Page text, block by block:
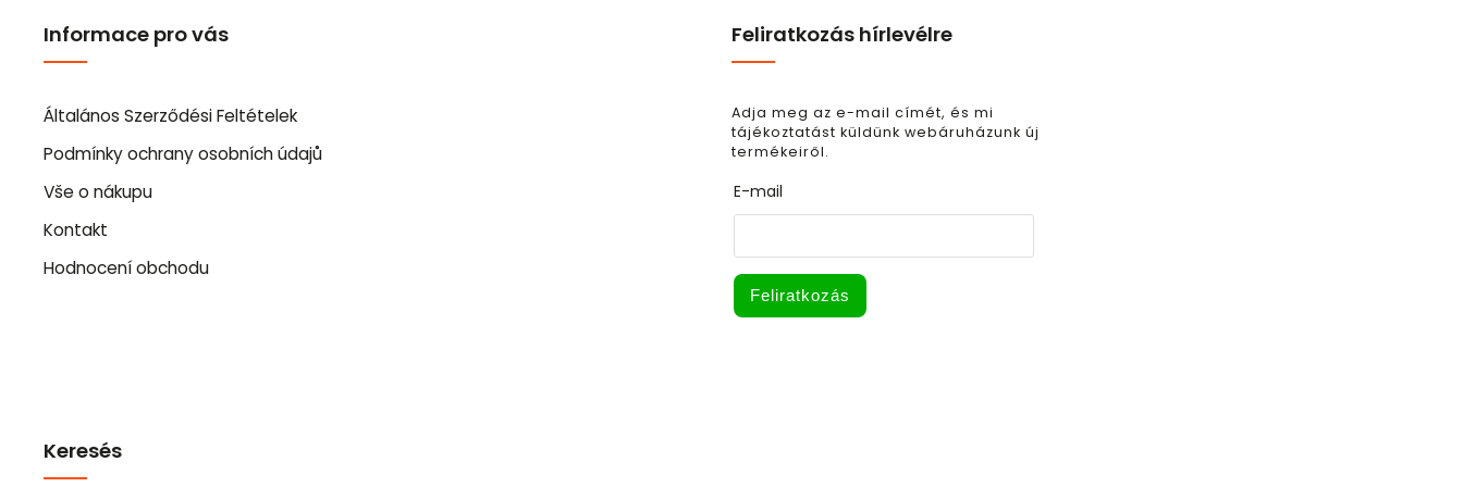
Informace pro vás
Általános Szerződési Feltételek
Podmínky ochrany osobních údajů
Vše o nákupu
Kontakt
Hodnocení obchodu
Feliratkozás hírlevélre
Adja meg az e-mail címét, és mi
tájékoztatást küldünk webáruházunk új
termékeiről.
E-mail
Feliratkozás
Keresés